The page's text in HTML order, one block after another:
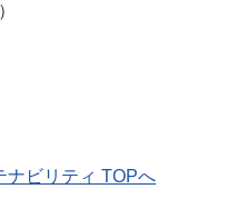
ナビリティ TOPへ